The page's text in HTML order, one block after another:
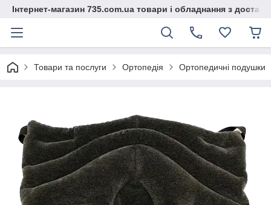
Інтернет-магазин 735.com.ua товари і обладнання з
Товари та послуги Ортопедія Ортопедичні подушки